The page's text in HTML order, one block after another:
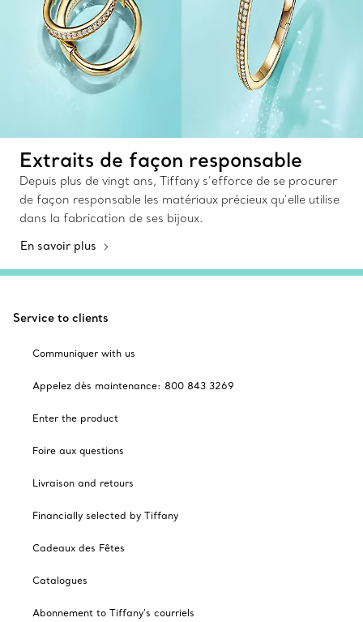
Extraits de façon responsable
Depuis plus de vingt ans, Tiffany s’efforce de se procurer
de façon responsable les matériaux précieux qu’elle utilise
dans la fabrication de ses bijoux.
En savoir plus
Service to clients
Communiquer with us
Appelez dès maintenance: 800 843 3269
Enter the product
Foire aux questions
Livraison and retours
Financially selected by Tiffany
Cadeaux des Fêtes
Catalogues
Abonnement to Tiffany's courriels